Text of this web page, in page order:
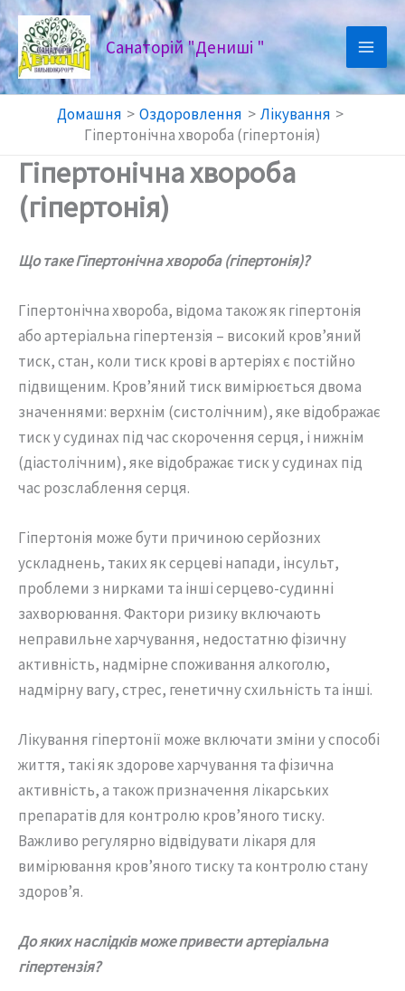
Перейти
до
вмісту
Санаторій "Дениші "
Домашня Оздоровлення
Лікування
Гіпертонічна хвороба (гіпертонія)
Гіпертонічна хвороба
(гіпертонія)
Що таке Гіпертонічна хвороба (гіпертонія)?
Гіпертонічна хвороба, відома також як гіпертонія
або артеріальна гіпертензія – високий кров’яний
тиск, стан, коли тиск крові в артеріях є постійно
підвищеним. Кров’яний тиск вимірюється двома
значеннями: верхнім (систолічним), яке відображає
тиск у судинах під час скорочення серця, і нижнім
(діастолічним), яке відображає тиск у судинах під
час розслаблення серця.
Гіпертонія може бути причиною серйозних
ускладнень, таких як серцеві напади, інсульт,
проблеми з нирками та інші серцево-судинні
захворювання. Фактори ризику включають
неправильне харчування, недостатню фізичну
активність, надмірне споживання алкоголю,
надмірну вагу, стрес, генетичну схильність та інші.
Лікування гіпертонії може включати зміни у способі
життя, такі як здорове харчування та фізична
активність, а також призначення лікарських
препаратів для контролю кров’яного тиску.
Важливо регулярно відвідувати лікаря для
вимірювання кров’яного тиску та контролю стану
здоров’я.
До яких наслідків може привести артеріальна
гіпертензія?